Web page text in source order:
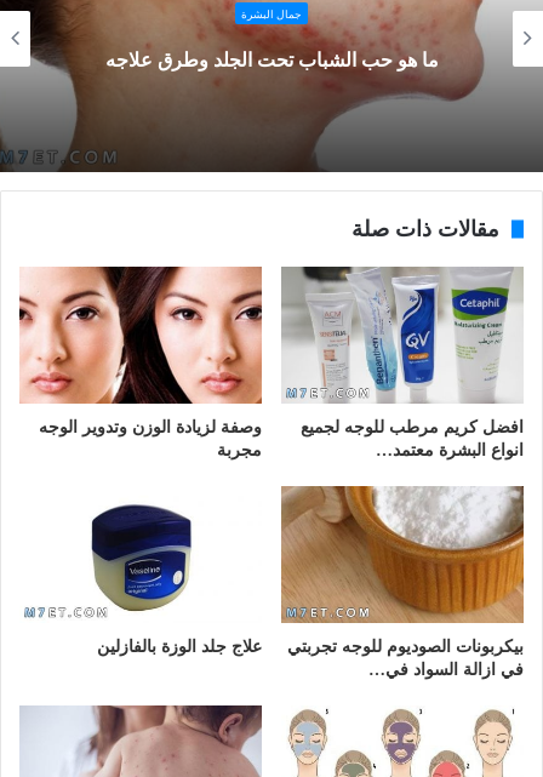
جمال البشرة
ما هو حب الشباب تحت الجلد وطرق علاجه
مقالات ذات صلة
افضل كريم مرطب للوجه لجميع
انواع البشرة معتمد…
وصفة لزيادة الوزن وتدوير الوجه
مجربة
بيكربونات الصوديوم للوجه تجربتي
في ازالة السواد في…
علاج جلد الوزة بالفازلين